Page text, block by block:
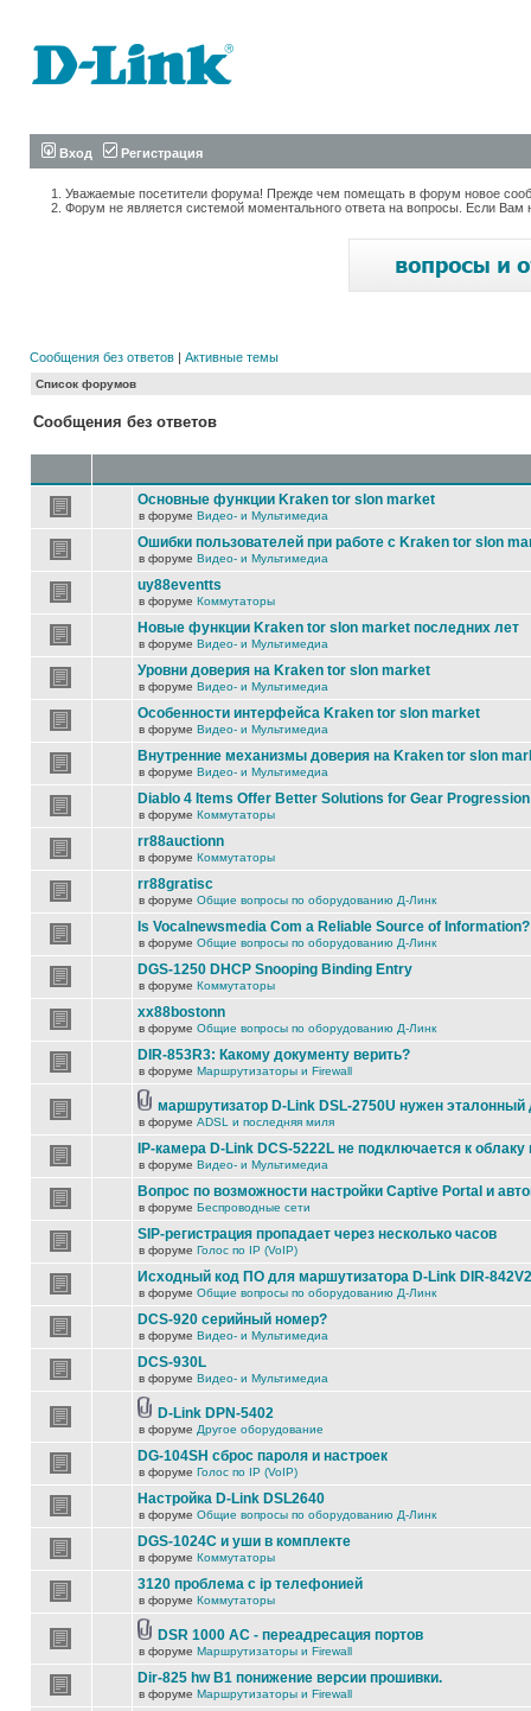
Вход Регистрация
Уважаемые посетители форума! Прежде чем помещать в форум новое
Форум не является системой моментального ответа на вопросы. Если
Сообщения без ответов | Активные темы
Список форумов
Сообщения без ответов
Основные функции Kraken tor slon market
в форуме Видео- и Мультимедиа
Ошибки пользователей при работе с Kraken tor slon
в форуме Видео- и Мультимедиа
uy88eventts
в форуме Коммутаторы
Новые функции Kraken tor slon market последних лет
в форуме Видео- и Мультимедиа
Уровни доверия на Kraken tor slon market
в форуме Видео- и Мультимедиа
Особенности интерфейса Kraken tor slon market
в форуме Видео- и Мультимедиа
Внутренние механизмы доверия на Kraken tor slon
в форуме Видео- и Мультимедиа
Diablo 4 Items Offer Better Solutions for Gear Progression
в форуме Коммутаторы
rr88auctionn
в форуме Коммутаторы
rr88gratisc
в форуме Общие вопросы по оборудованию Д-Линк
Is Vocalnewsmedia Com a Reliable Source of Information?
в форуме Общие вопросы по оборудованию Д-Линк
DGS-1250 DHCP Snooping Binding Entry
в форуме Коммутаторы
xx88bostonn
в форуме Общие вопросы по оборудованию Д-Линк
DIR-853R3: Какому документу верить?
в форуме Маршрутизаторы и Firewall
маршрутизатор D-Link DSL-2750U нужен эталонный
в форуме ADSL и последняя миля
IP-камера D-Link DCS-5222L не подключается к
в форуме Видео- и Мультимедиа
Вопрос по возможности настройки Captive Portal и
в форуме Беспроводные сети
SIP-регистрация пропадает через несколько часов
в форуме Голос по IP (VoIP)
Исходный код ПО для маршутизатора D-Link DIR-842V2
в форуме Общие вопросы по оборудованию Д-Линк
DCS-920 серийный номер?
в форуме Видео- и Мультимедиа
DCS-930L
в форуме Видео- и Мультимедиа
D-Link DPN-5402
в форуме Другое оборудование
DG-104SH сброс пароля и настроек
в форуме Голос по IP (VoIP)
Настройка D-Link DSL2640
в форуме Общие вопросы по оборудованию Д-Линк
DGS-1024C и уши в комплекте
в форуме Коммутаторы
3120 проблема с ip телефонией
в форуме Коммутаторы
DSR 1000 AC - переадресация портов
в форуме Маршрутизаторы и Firewall
Dir-825 hw B1 понижение версии прошивки.
в форуме Маршрутизаторы и Firewall